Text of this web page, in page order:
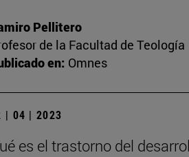
Pellitero
de la Facultad de Teología
en: Omnes
| 04 | 2023
es el trastorno del